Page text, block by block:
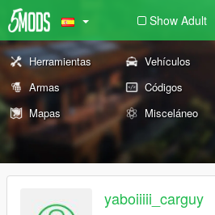
Show Adult
Herramientas Vehículos
Armas
Códigos
Mapas
Misceláneo
yaboiiiii_carguy